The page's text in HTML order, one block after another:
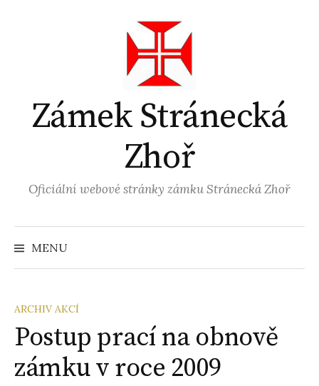
Zámek Stránecká
Zhoř
Oficiální webové stránky zámku Stránecká Zhoř
MENU
ARCHIV AKCÍ
Postup prací na obnově
zámku v roce 2009